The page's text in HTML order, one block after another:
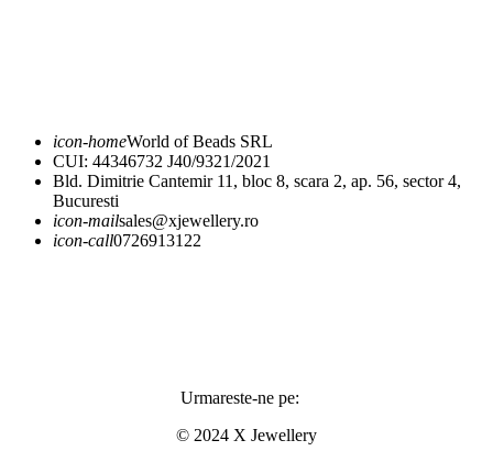
icon-homeWorld of Beads SRL
CUI: 44346732 J40/9321/2021
Bld. Dimitrie Cantemir 11, bloc 8, scara 2, ap. 56, sector 4,
Bucuresti
icon-mailsales@xjewellery.ro
icon-call0726913122
Urmareste-ne pe:
© 2024 X Jewellery